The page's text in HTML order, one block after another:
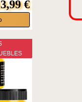
€